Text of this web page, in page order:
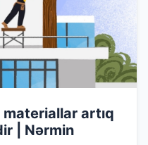
materiallar artıq
| Nərmin